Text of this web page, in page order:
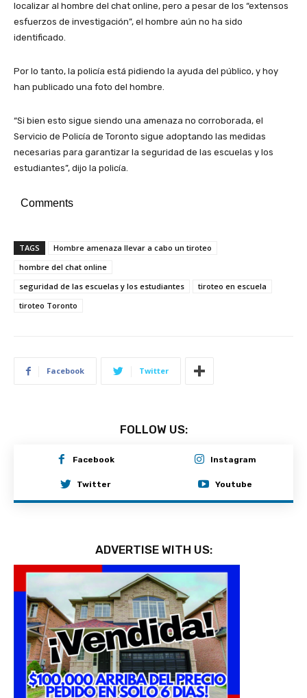
localizar al hombre del chat online, pero a pesar de los “extensos
esfuerzos de investigación”, el hombre aún no ha sido
identificado.
Por lo tanto, la policía está pidiendo la ayuda del público, y hoy
han publicado una foto del hombre.
“Si bien esto sigue siendo una amenaza no corroborada, el
Servicio de Policía de Toronto sigue adoptando las medidas
necesarias para garantizar la seguridad de las escuelas y los
estudiantes”, dijo la policía.
Comments
TAGS
Hombre amenaza llevar a cabo un tiroteo
hombre del chat online
seguridad de las escuelas y los estudiantes
tiroteo en escuela
tiroteo Toronto
Facebook Twitter
FOLLOW US:
Facebook Instagram
Twitter Youtube
ADVERTISE WITH US: